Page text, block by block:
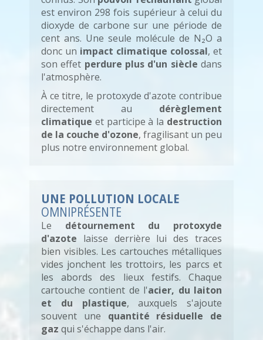
est environ 298 fois supérieur à celui du
dioxyde de carbone sur une période de
cent ans. Une seule molécule de N₂O a
donc un impact climatique colossal, et
son effet perdure plus d'un siècle dans
l'atmosphère.
À ce titre, le protoxyde d'azote contribue
directement au dérèglement
climatique et participe à la destruction
de la couche d'ozone, fragilisant un peu
plus notre environnement global.
UNE POLLUTION LOCALE
OMNIPRÉSENTE
Le détournement du protoxyde
d'azote laisse derrière lui des traces
bien visibles. Les cartouches métalliques
vides jonchent les trottoirs, les parcs et
les abords des lieux festifs. Chaque
cartouche contient de l'acier, du laiton
et du plastique, auxquels s'ajoute
souvent une quantité résiduelle de
gaz qui s'échappe dans l'air.